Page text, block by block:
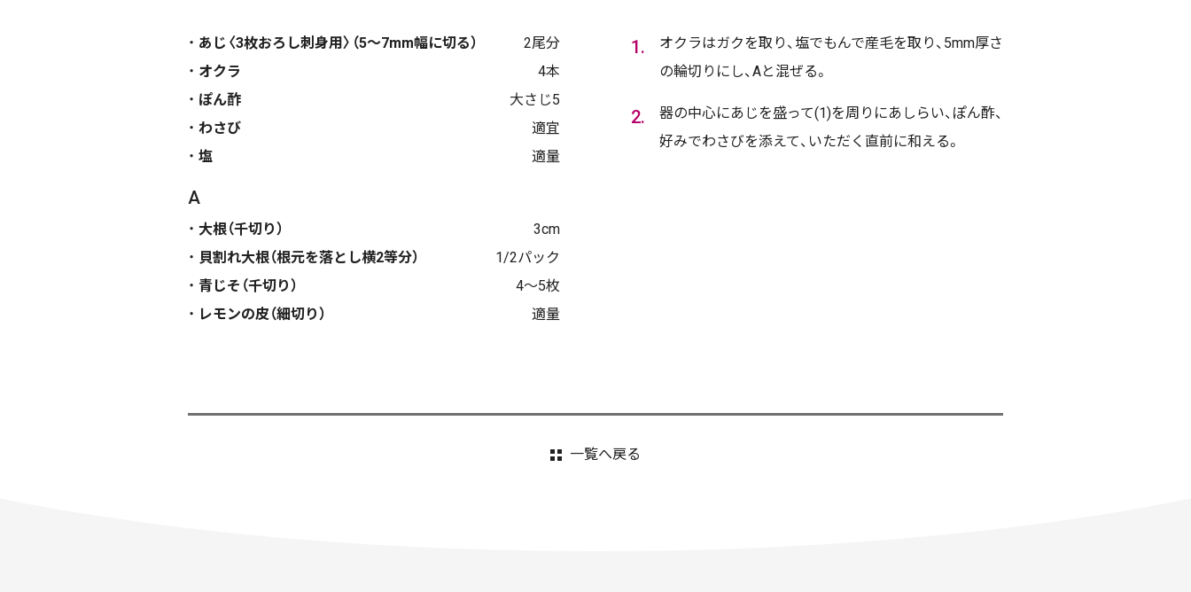
あじ〈3枚おろし刺身用〉（5～7mm幅に切る）
2尾分
オクラ
4本
ぽん酢
大さじ5
わさび
適宜
塩
適量
A
大根（千切り）
3cm
貝割れ大根（根元を落とし横2等分）
1/2パック
青じそ（千切り）
4～5枚
レモンの皮（細切り）
適量
オクラはガクを取り、塩でもんで産毛を取り、5mm厚さ
の輪切りにし、Aと混ぜる。
器の中心にあじを盛って(1)を周りにあしらい、ぽん酢、
好みでわさびを添えて、いただく直前に和える。
一覧へ戻る